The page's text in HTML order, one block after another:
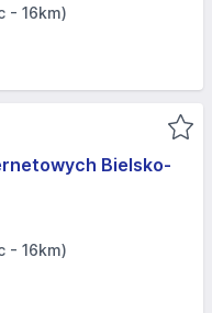
- 16km)
Bielsko-
- 16km)